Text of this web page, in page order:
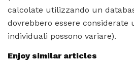
calcolate utilizzando un
dovrebbero essere
individuali possono variare).
Enjoy similar articles